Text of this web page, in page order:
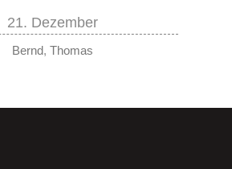
21. Dezember
Bernd, Thomas